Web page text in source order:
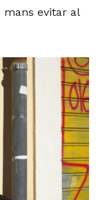
mans evitar al